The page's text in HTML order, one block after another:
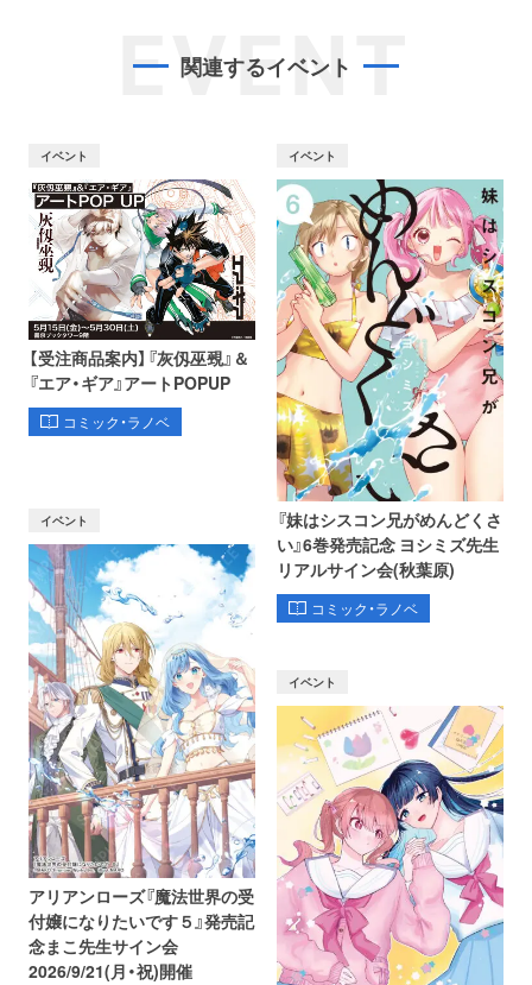
EVENT
関連するイベント
イベント
【受注商品案内】『灰仭巫覡』＆
『エア・ギア』アートPOPUP
コミック・ラノベ
イベント
『妹はシスコン兄がめんどくさ
い』6巻発売記念 ヨシミズ先生
リアルサイン会(秋葉原)
コミック・ラノベ
イベント
アリアンローズ『魔法世界の受
付嬢になりたいです５』発売記
念まこ先生サイン会
2026/9/21(月・祝)開催
イベント